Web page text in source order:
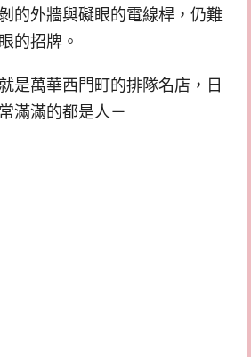
的外牆與礙眼的電線桿，仍難
的招牌。
是萬華西門町的排隊名店，日
滿滿的都是人－